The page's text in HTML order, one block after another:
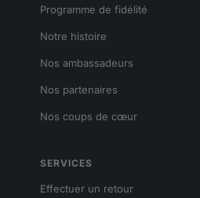
Programme de fidélité
Notre histoire
Nos ambassadeurs
Nos partenaires
Nos coups de cœur
SERVICES
Effectuer un retour